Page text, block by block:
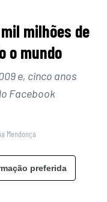
milhões de
o mundo
e, cinco anos
Facebook
Mendonça
preferida